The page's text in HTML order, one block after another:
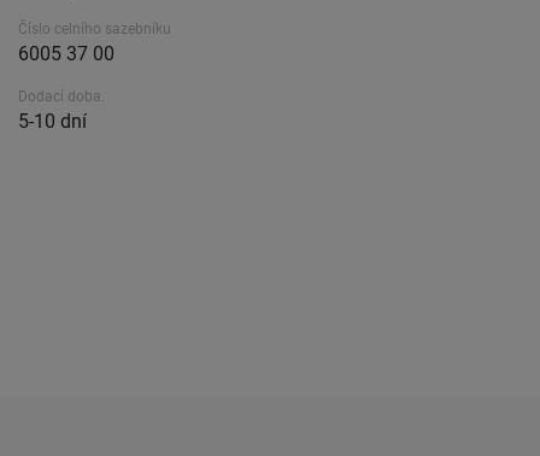
Číslo celního sazebníku
6005 37 00
Dodací doba.
5-10 dní